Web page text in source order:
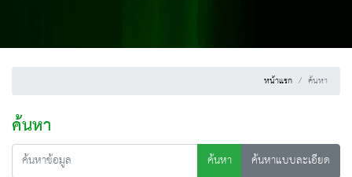
หน้าแรก ค้นหา
ค้นหา
ค้นหา
ค้นหาแบบละเอียด